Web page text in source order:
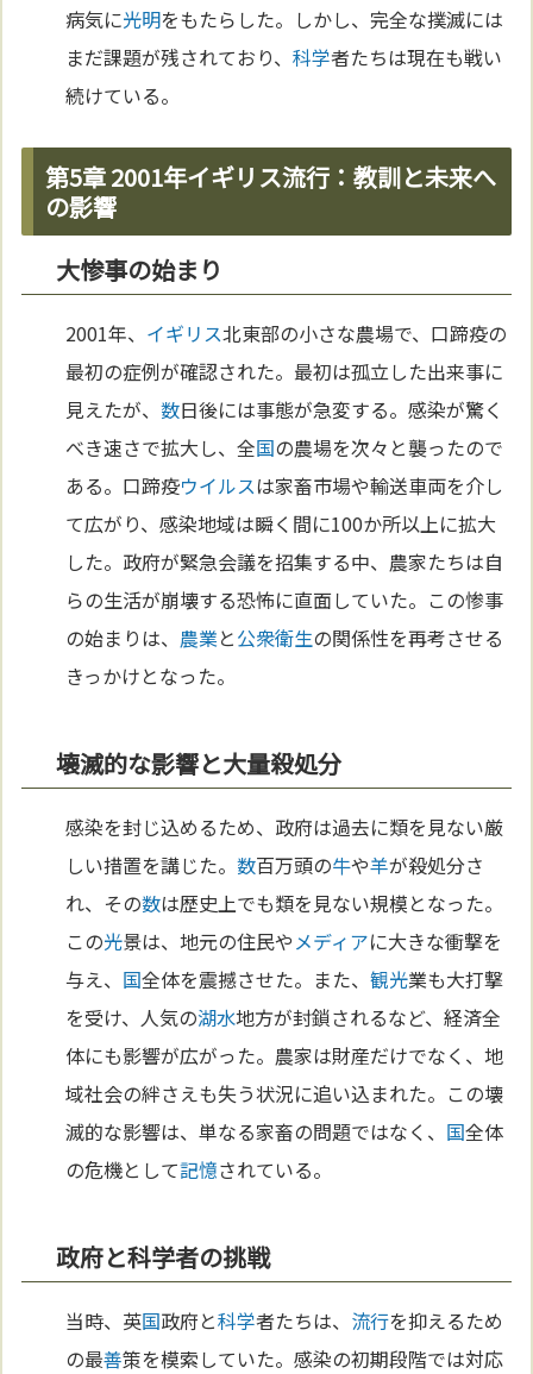
病気に光明をもたらした。しかし、完全な撲滅には
まだ課題が残されており、科学者たちは現在も戦い
続けている。
第5章 2001年イギリス流行：教訓と未来へ
の影響
大惨事の始まり
2001年、 イギリス北東部の小さな農場で、口蹄疫の
最初の症例が確認された。最初は孤立した出来事に
見えたが、数日後には事態が急変する。感染が驚く
べき速さで拡大し、全国の農場を次々と襲ったので
ある。口蹄疫ウイルスは家畜市場や輸送車両を介し
て広がり、感染地域は瞬く間に100か所以上に拡大
した。政府が緊急会議を招集する中、農家たちは自
らの生活が崩壊する恐怖に直面していた。この惨事
の始まりは、 農業と公衆衛生の関係性を再考させる
きっかけとなった。
壊滅的な影響と大量殺処分
感染を封じ込めるため、政府は過去に類を見ない厳
しい措置を講じた。数百万頭の牛や羊が殺処分さ
れ、その数は歴史上でも類を見ない規模となった。
この光景は、地元の住民やメディアに大きな衝撃を
与え、 国全体を震撼させた。また、観光業も大打撃
を受け、人気の湖水地方が封鎖されるなど、経済全
体にも影響が広がった。農家は財産だけでなく、地
域社会の絆さえも失う状況に追い込まれた。この壊
滅的な影響は、単なる家畜の問題ではなく、 国全体
の危機として記憶されている。
政府と科学者の挑戦
当時、英国政府と科学者たちは、 流行を抑えるため
の最善策を模索していた。感染の初期段階では対応